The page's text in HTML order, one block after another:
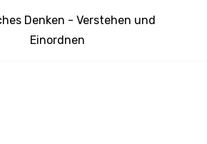
Denken - Verstehen und
Einordnen